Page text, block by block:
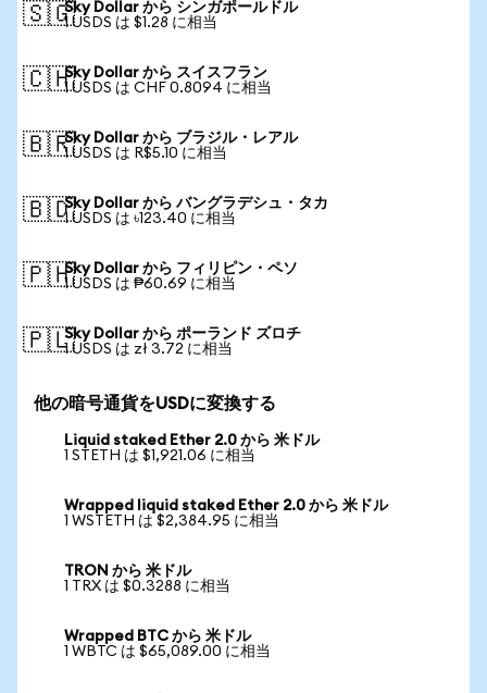
🇸🇬Sky Dollar から シンガポールドル
1 USDS は $1.28 に相当
🇨🇭Sky Dollar から スイスフラン
1 USDS は CHF 0.8094 に相当
🇧🇷Sky Dollar から ブラジル・レアル
1 USDS は R$5.10 に相当
🇧🇩Sky Dollar から バングラデシュ・タカ
1 USDS は ৳123.40 に相当
🇵🇭Sky Dollar から フィリピン・ペソ
1 USDS は ₱60.69 に相当
🇵🇱Sky Dollar から ポーランド ズロチ
1 USDS は zł 3.72 に相当
他の暗号通貨をUSDに変換する
Liquid staked Ether 2.0 から 米ドル
1 STETH は $1,921.06 に相当
Wrapped liquid staked Ether 2.0 から 米ドル
1 WSTETH は $2,384.95 に相当
TRON から 米ドル
1 TRX は $0.3288 に相当
Wrapped BTC から 米ドル
1 WBTC は $65,089.00 に相当